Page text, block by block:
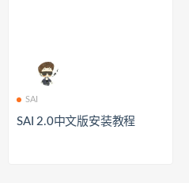
SAI
SAI 2.0中文版安装教程